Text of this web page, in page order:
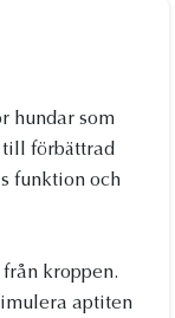
hundar som
till förbättrad
funktion och
kroppen.
aptiten